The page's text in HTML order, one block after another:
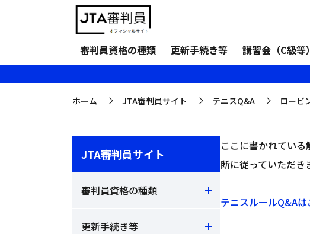
審判員資格の種類 更新手続き等 講習会（C級等）
ロービングアンパイアQ&A
ホーム >
JTA審判員サイト >
テニスQ&A >
ロービ
ここに書かれてい
断に従っていただき
テニスルールQ&Aは
JTA審判員サイト
審判員資格の種類
更新手続き等